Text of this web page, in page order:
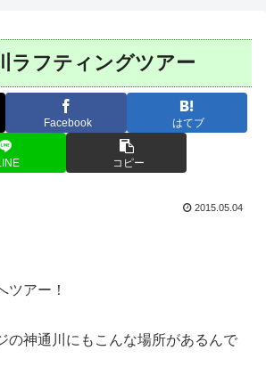
ラフティングツアー
Facebook はてブ
コピー
2015.05.04
ツアー！
の神通川にもこんな場所があるんで